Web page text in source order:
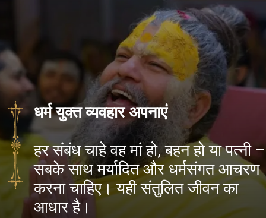
धर्म युक्त व्यवहार अपनाएं
हर संबंध चाहे वह मां हो, बहन हो या पत्नी –
सबके साथ मर्यादित और धर्मसंगत आचरण
करना चाहिए। यही संतुलित जीवन का
आधार है।